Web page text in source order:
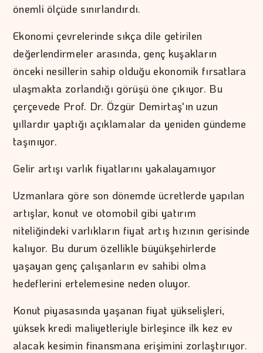
önemli ölçüde sınırlandırdı.
Ekonomi çevrelerinde sıkça dile getirilen
değerlendirmeler arasında, genç kuşakların
önceki nesillerin sahip olduğu ekonomik fırsatlara
ulaşmakta zorlandığı görüşü öne çıkıyor. Bu
çerçevede Prof. Dr. Özgür Demirtaş'ın uzun
yıllardır yaptığı açıklamalar da yeniden gündeme
taşınıyor.
Gelir artışı varlık fiyatlarını yakalayamıyor
Uzmanlara göre son dönemde ücretlerde yapılan
artışlar, konut ve otomobil gibi yatırım
niteliğindeki varlıkların fiyat artış hızının gerisinde
kalıyor. Bu durum özellikle büyükşehirlerde
yaşayan genç çalışanların ev sahibi olma
hedeflerini ertelemesine neden oluyor.
Konut piyasasında yaşanan fiyat yükselişleri,
yüksek kredi maliyetleriyle birleşince ilk kez ev
alacak kesimin finansmana erişimini zorlaştırıyor.